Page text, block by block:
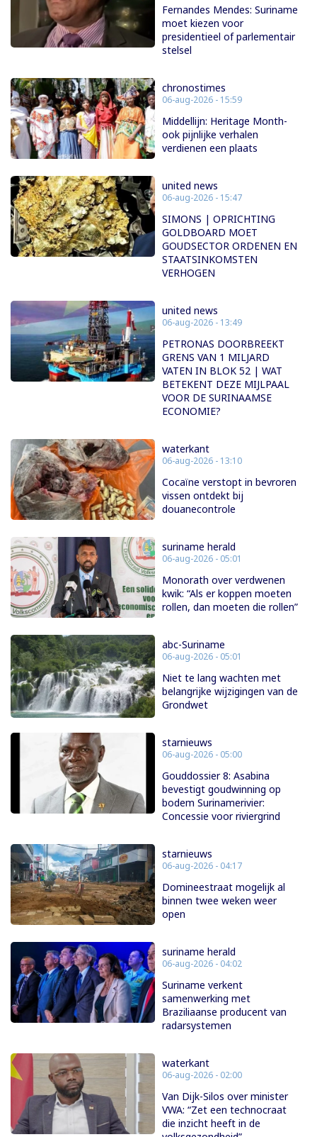
Fernandes Mendes: Suriname
moet kiezen voor
presidentieel of parlementair
stelsel
chronostimes
06-aug-2026 - 15:59
Middellijn: Heritage Month-
ook pijnlijke verhalen
verdienen een plaats
united news
06-aug-2026 - 15:47
SIMONS | OPRICHTING
GOLDBOARD MOET
GOUDSECTOR ORDENEN EN
STAATSINKOMSTEN
VERHOGEN
united news
06-aug-2026 - 13:49
PETRONAS DOORBREEKT
GRENS VAN 1 MILJARD
VATEN IN BLOK 52 | WAT
BETEKENT DEZE MIJLPAAL
VOOR DE SURINAAMSE
ECONOMIE?
waterkant
06-aug-2026 - 13:10
Cocaïne verstopt in bevroren
vissen ontdekt bij
douanecontrole
suriname herald
06-aug-2026 - 05:01
Monorath over verdwenen
kwik: “Als er koppen moeten
rollen, dan moeten die rollen”
abc-Suriname
06-aug-2026 - 05:01
Niet te lang wachten met
belangrijke wijzigingen van de
Grondwet
starnieuws
06-aug-2026 - 05:00
Gouddossier 8: Asabina
bevestigt goudwinning op
bodem Surinamerivier:
Concessie voor riviergrind
starnieuws
06-aug-2026 - 04:17
Domineestraat mogelijk al
binnen twee weken weer
open
suriname herald
06-aug-2026 - 04:02
Suriname verkent
samenwerking met
Braziliaanse producent van
radarsystemen
waterkant
06-aug-2026 - 02:00
Van Dijk-Silos over minister
VWA: “Zet een technocraat
die inzicht heeft in de